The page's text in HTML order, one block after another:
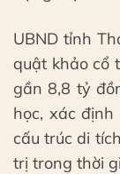
UBND tỉnh
quật khảo cổ
gần 8,8 tỷ
học, xác
cấu trúc di
trị trong thời